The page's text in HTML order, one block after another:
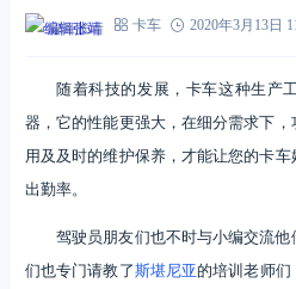
编辑张靖 卡车 2020年3月13日
随着科技的发展，卡车这种生产
器，它的性能更强大，在细分需求下
用及及时的维护保养，才能让您的卡
出勤率。
驾驶员朋友们也不时与小编交流
们也专门请教了斯堪尼亚的培训老师